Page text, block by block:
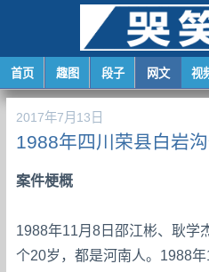
首页 趣图 段子 网文 视
2017年7月13日
1988年四川荣县白岩
案件梗概
1988年11月8日邵江彬、耿学
个20岁，都是河南人。1988